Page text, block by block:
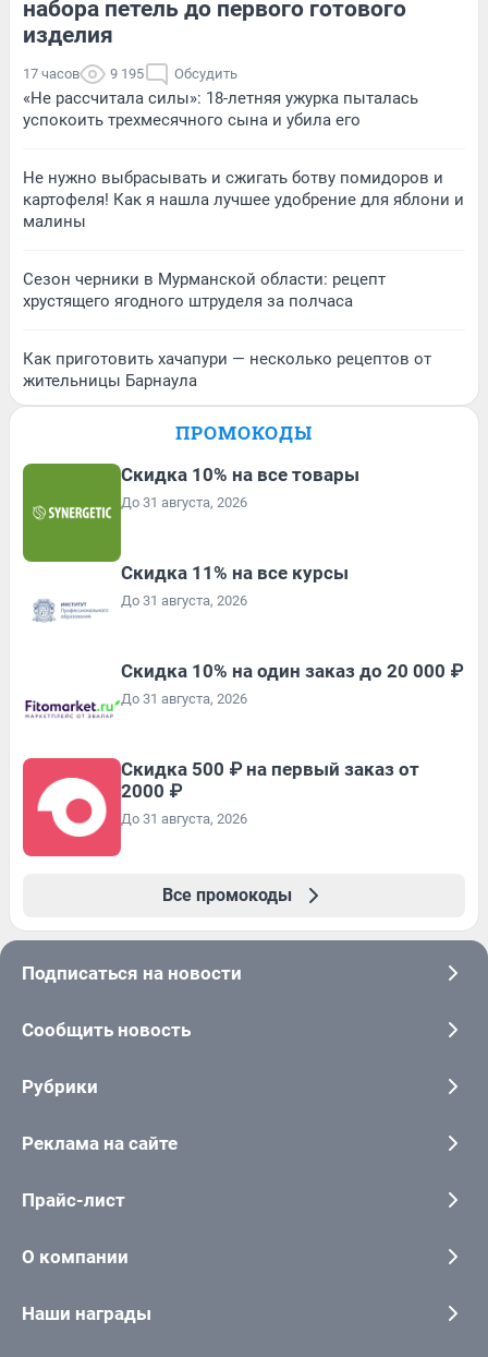
набора петель до первого готового
изделия
17 часов 9 195 Обсудить
«Не рассчитала силы»: 18-летняя ужурка пыталась
успокоить трехмесячного сына и убила его
Не нужно выбрасывать и сжигать ботву помидоров и
картофеля! Как я нашла лучшее удобрение для яблони и
малины
Сезон черники в Мурманской области: рецепт
хрустящего ягодного штруделя за полчаса
Как приготовить хачапури — несколько рецептов от
жительницы Барнаула
ПРОМОКОДЫ
Скидка 10% на все товары
До 31 августа, 2026
Скидка 11% на все курсы
До 31 августа, 2026
Скидка 10% на один заказ до 20 000 ₽
До 31 августа, 2026
Скидка 500 ₽ на первый заказ от
2000 ₽
До 31 августа, 2026
Все промокоды
Подписаться на новости
Сообщить новость
Рубрики
Реклама на сайте
Прайс-лист
О компании
Наши награды